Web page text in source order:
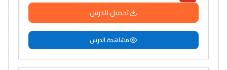
تحميل الدرس
مشاهدة الدرس